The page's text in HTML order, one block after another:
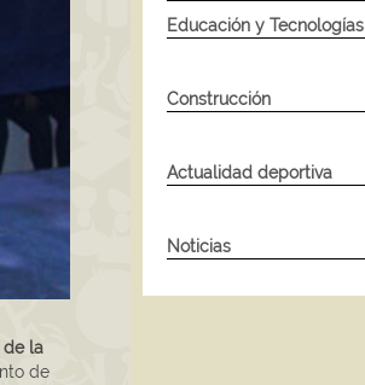
de la
de
Educación y Tecnologías
Construcción
Actualidad deportiva
Noticias